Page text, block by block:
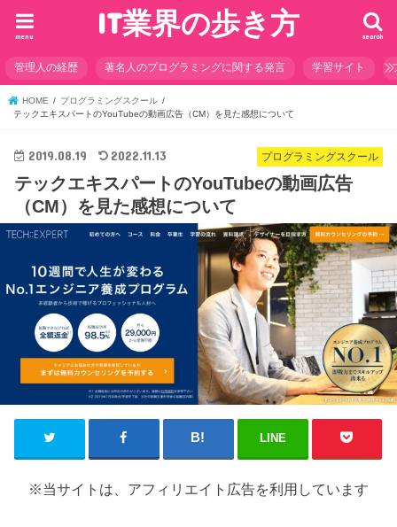
IT業界の歩き方 search
menu
管理人の経歴 著名人のプログラミングに関する発言 学習サイト
HOME
プログラミングスクール
テックエキスパートのYouTubeの動画広告（CM）を見た感想について
プログラミングスクール
2019.08.19 2022.11.13
テックエキスパートのYouTubeの動画広告
（CM）を見た感想について
LINE
※当サイトは、アフィリエイト広告を利用しています